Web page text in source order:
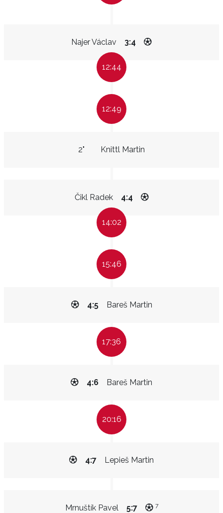
Najer Václav 3:4
12:44
12:49
Knittl Martin
2"
Čikl Radek 4:4
14:02
15:46
Bareš Martin
4:5
17:36
Bareš Martin
4:6
20:16
Lepieš Martin
4:7
Mrnuštík Pavel 5:7 7